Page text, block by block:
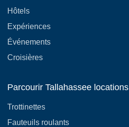
Hôtels
Expériences
Événements
Croisières
Parcourir Tallahassee locations
Trottinettes
Fauteuils roulants